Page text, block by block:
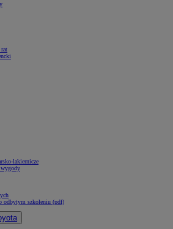
lakiernicze
odbytym szkoleniu (pdf)